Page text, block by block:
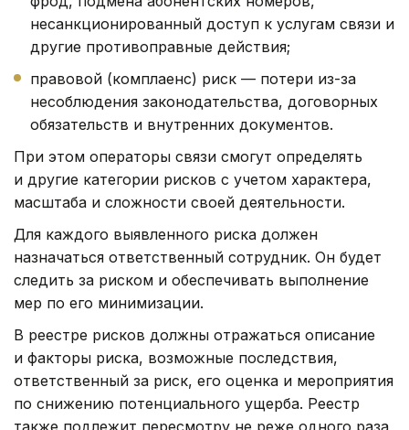
несанкционированный доступ к услугам связи и
другие противоправные действия;
правовой (комплаенс) риск — потери из-за
несоблюдения законодательства, договорных
обязательств и внутренних документов.
При этом операторы связи смогут определять
и другие категории рисков с учетом характера,
масштаба и сложности своей деятельности.
Для каждого выявленного риска должен
назначаться ответственный сотрудник. Он будет
следить за риском и обеспечивать выполнение
мер по его минимизации.
В реестре рисков должны отражаться описание
и факторы риска, возможные последствия,
ответственный за риск, его оценка и мероприятия
по снижению потенциального ущерба. Реестр